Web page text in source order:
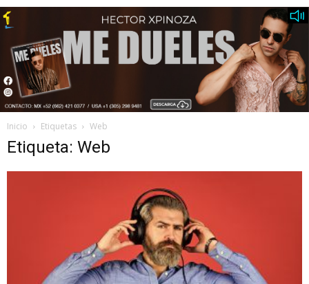
Inicio Etiquetas Web
Etiqueta: Web